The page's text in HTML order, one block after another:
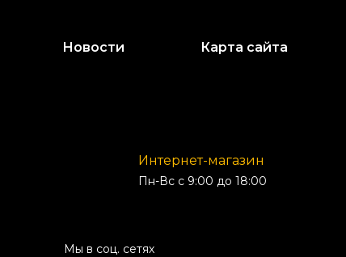
Новости Карта сайта
Интернет-магазин
Пн-Вс с 9:00 до 18:00
Мы в соц. сетях